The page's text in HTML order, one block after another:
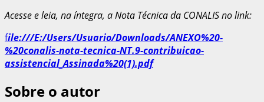
Acesse e leia, na íntegra, a Nota Técnica da CONALIS no link:
file:///E:/Users/Usuario/Downloads/ANEXO%20-
%20conalis-nota-tecnica-NT.9-contribuicao-
assistencial_Assinada%20(1).pdf
Sobre o autor